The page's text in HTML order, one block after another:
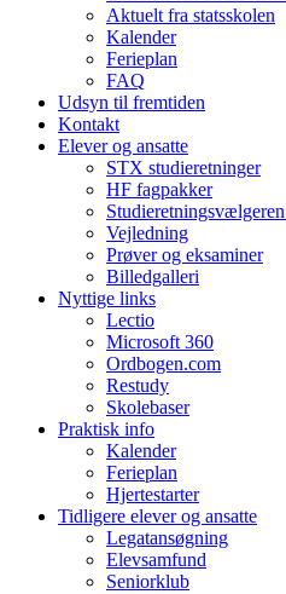
Aktuelt fra statsskolen
Kalender
Ferieplan
FAQ
Udsyn til fremtiden
Kontakt
Elever og ansatte
STX studieretninger
HF fagpakker
Vejledning
Prøver og eksaminer
Billedgalleri
Nyttige links
Lectio
Microsoft 360
Ordbogen.com
Restudy
Skolebaser
Praktisk info
Kalender
Ferieplan
Hjertestarter
Tidligere elever og ansatte
Legatansøgning
Elevsamfund
Seniorklub